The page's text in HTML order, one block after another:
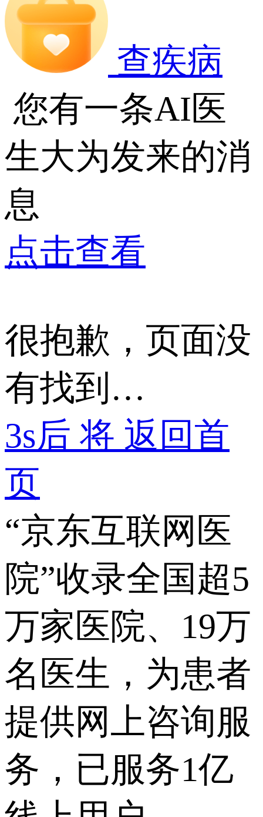
查疾病
您有一条AI医
生大为发来的消
息
点击查看
很抱歉，页面没
有找到…
3s后 将 返回首
页
“京东互联网医
院”收录全国超5
万家医院、19万
名医生，为患者
提供网上咨询服
务，已服务1亿